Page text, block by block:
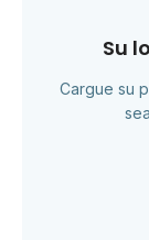
Su
Cargue su